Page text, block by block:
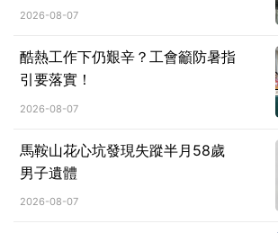
2026-08-07
酷熱工作下仍艱辛？工會籲防暑指
引要落實！
2026-08-07
馬鞍山花心坑發現失蹤半月58歲
男子遺體
2026-08-07